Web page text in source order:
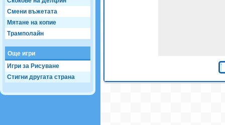
Смени въжетата
Мятане на копие
Трамполайн
Още игри
Игри за Рисуване
Стигни другата страна